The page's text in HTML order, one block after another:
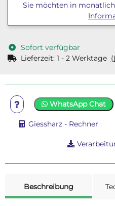
Sie möchten in
Sofort verfügbar
Lieferzeit: 1 - 2 Werktage
WhatsApp Chat
Giessharz - Rechner
Beschreibung